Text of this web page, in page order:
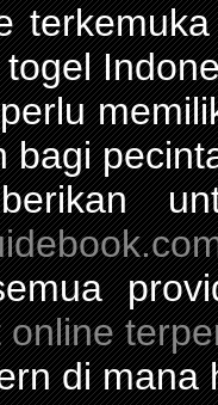
bagi
online
di mana